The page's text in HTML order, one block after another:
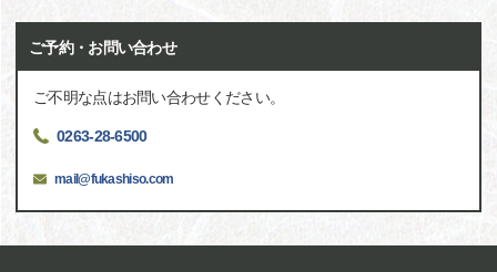
ご予約・お問い合わせ
ご不明な点はお問い合わせください。
0263-28-6500
mail@fukashiso.com